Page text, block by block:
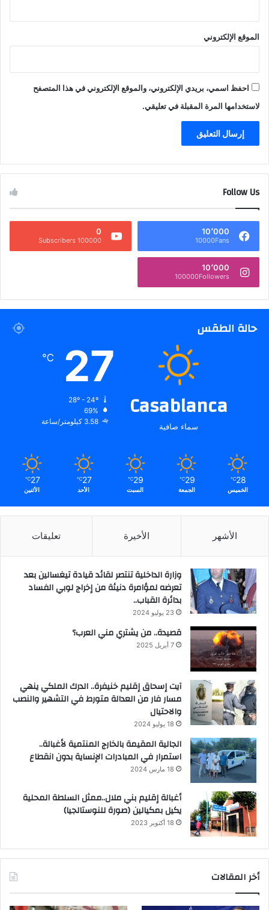
الموقع الإلكتروني
احفظ اسمي، بريدي الإلكتروني، والموقع الإلكتروني في هذا المتصفح
لاستخدامها المرة المقبلة في تعليقي.
Follow Us
10٬000
10000Fans
0
100000 Subscribers
10٬000
100000Followers
حالة الطقس
Casablanca
سماء صافية
27
℃
69%
3.58 كيلومتر/ساعة
28
℃
الخميس
29
℃
الجمعة
29
℃
السبت
27
℃
الأحد
27
℃
الأثنين
الأشهر الأخيرة تعليقات
وزارة الداخلية تنتصر لقائد قيادة تيغسالين بعد
تعرضه لمؤامرة دنيئة من إخراج لوبي الفساد
بدائرة القباب..
23 يوليو 2024
قصيدة.. من يشتري مني العرب؟
7 أبريل 2025
آيت إسحاق إقليم خنيفرة.. الدرك الملكي ينهي
مسار فار من العدالة متورط في التشهير والنصب
والاحتيال
18 يوليو 2024
الجالية المقيمة بالخارج المنتمية لأغبالة..
استمرار في المبادرات الإنساية بدون انقطاع
18 مارس 2024
أغبالة إقليم بني ملال..ممثل السلطة المحلية
يكيل بمكيالين (صورة للنوستالجيا)
18 أكتوبر 2023
أخر المقالات